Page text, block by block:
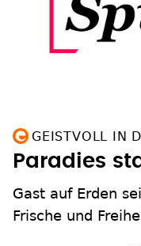
GEISTVOLL IN
Paradies
Gast auf Erden
Frische und